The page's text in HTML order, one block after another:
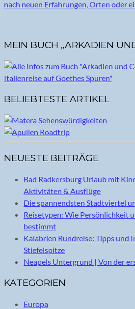
MEIN BUCH „ARKADIEN
BELIEBTESTE ARTIKEL
NEUESTE BEITRÄGE
Bad Radkersburg Urlaub mit
Aktivitäten & Ausflüge
Die spannendsten Stadtviertel
Reisetypen: Wie Persönlichkeit
bestimmt
Kalabrien Rundreise: Tipps und
Stiefelspitze
Neapels Untergrund | Von der
KATEGORIEN
Europa